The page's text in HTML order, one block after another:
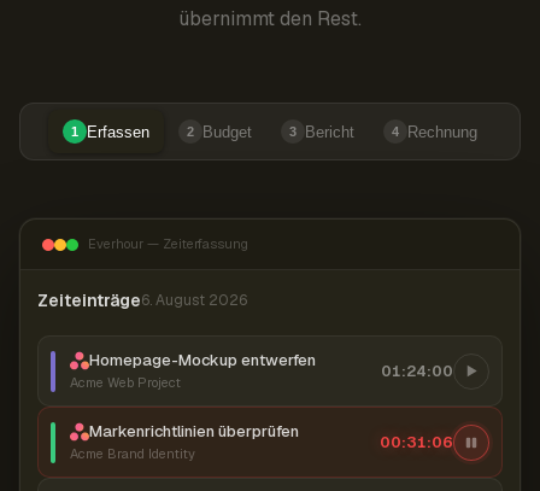
übernimmt den Rest.
1 Erfassen 2 Budget 3 Bericht 4 Rechnung
Everhour — Zeiterfassung
Zeiteinträge6. August 2026
Homepage-Mockup entwerfen
Acme Web Project
01:24:00
Markenrichtlinien überprüfen
Acme Brand Identity
00:31:06